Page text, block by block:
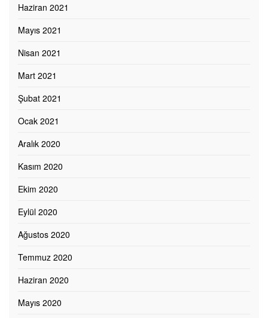
Haziran 2021
Mayıs 2021
Nisan 2021
Mart 2021
Şubat 2021
Ocak 2021
Aralık 2020
Kasım 2020
Ekim 2020
Eylül 2020
Ağustos 2020
Temmuz 2020
Haziran 2020
Mayıs 2020